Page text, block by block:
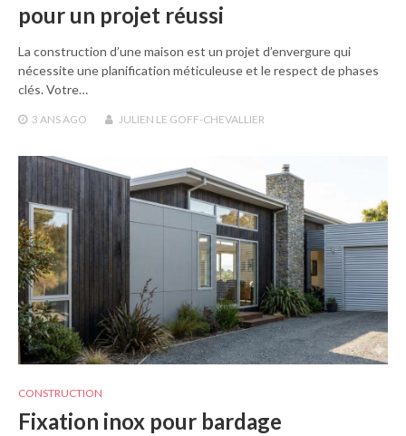
pour un projet réussi
La construction d’une maison est un projet d’envergure qui
nécessite une planification méticuleuse et le respect de phases
clés. Votre…
3 ANS AGO JULIEN LE GOFF-CHEVALLIER
CONSTRUCTION
Fixation inox pour bardage